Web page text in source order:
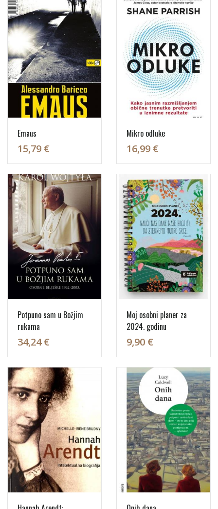
Emaus
15,79 €
Mikro odluke
16,99 €
Potpuno sam u Božjim
rukama
34,24 €
Moj osobni planer za
2024. godinu
9,90 €